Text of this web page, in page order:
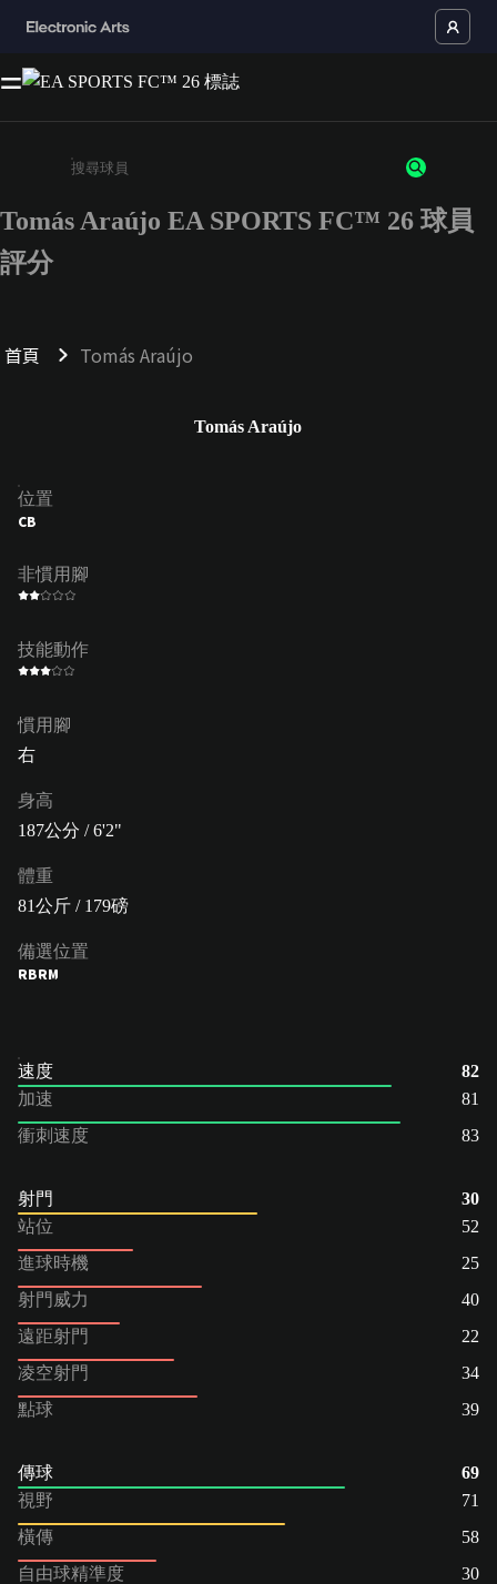
請輸入至少 3 個字元或數字
Tomás Araújo EA SPORTS FC™ 26 球員
評分
首頁 Tomás Araújo
Tomás Araújo
位置
CB
非慣用腳
技能動作
慣用腳
右
身高
187公分 / 6'2"
體重
81公斤 / 179磅
備選位置
RBRM
速度
82
加速
81
衝刺速度
83
射門
30
站位
52
進球時機
25
射門威力
40
遠距射門
22
凌空射門
34
點球
39
傳球
69
視野
71
橫傳
58
自由球精準度
30